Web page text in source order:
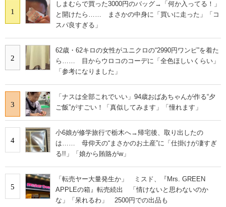
1
しまむらで買った3000円のバッグ→「何か入ってる！」
と開けたら…… まさかの中身に「買いに走った」「コ
スパ良すぎる」
2
62歳・62キロの女性がユニクロの“2990円ワンピ”を着た
ら…… 目からウロコのコーデに「全色ほしいくらい」
「参考になりました」
3
「ナスは全部これでいい」94歳おばあちゃんが作る“夕
ご飯”がすごい！「真似してみます」「憧れます」
4
小6娘が修学旅行で栃木へ→帰宅後、取り出したの
は…… 母仰天の“まさかのお土産”に「仕掛けが凄すぎ
る!!」「娘から賄賂がw」
5
「転売ヤー大量発生か」 ミスド、『Mrs. GREEN
APPLEの箱』転売続出 「情けないと思わないのか
な」「呆れるわ」 2500円での出品も